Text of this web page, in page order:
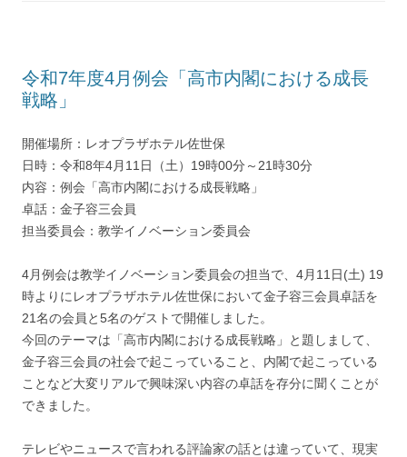
令和7年度4月例会「高市内閣における成長
戦略」
開催場所：レオプラザホテル佐世保
日時：令和8年4月11日（土）19時00分～21時30分
内容：例会「高市内閣における成長戦略」
卓話：金子容三会員
担当委員会：教学イノベーション委員会
4月例会は教学イノベーション委員会の担当で、4月11日(土) 19
時よりにレオプラザホテル佐世保において金子容三会員卓話を
21名の会員と5名のゲストで開催しました。
今回のテーマは「高市内閣における成長戦略」と題しまして、
金子容三会員の社会で起こっていること、内閣で起こっている
ことなど大変リアルで興味深い内容の卓話を存分に聞くことが
できました。
テレビやニュースで言われる評論家の話とは違っていて、現実